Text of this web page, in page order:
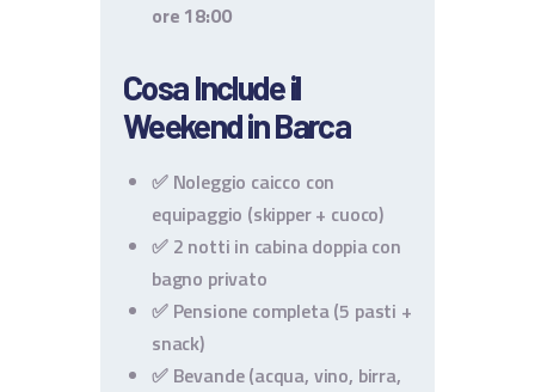
ore 18:00
Cosa Include il
Weekend in Barca
✅ Noleggio caicco con
equipaggio (skipper + cuoco)
✅ 2 notti in cabina doppia con
bagno privato
✅ Pensione completa (5 pasti +
snack)
✅ Bevande (acqua, vino, birra,